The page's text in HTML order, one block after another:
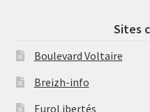
Sites
Boulevard Voltaire
Breizh-info
EuroLibertés